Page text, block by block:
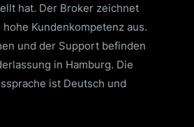
hat. Der Broker zeichnet
Kundenkompetenz aus.
und der Support befinden
in Hamburg. Die
ist Deutsch und